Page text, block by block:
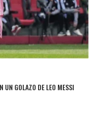
GOLAZO DE LEO MESSI